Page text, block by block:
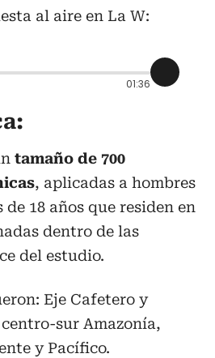
al aire en La W:
01:36
tamaño de 700
, aplicadas a hombres
18 años que residen en
dentro de las
del estudio.
Eje Cafetero y
sur Amazonía,
y Pacífico.